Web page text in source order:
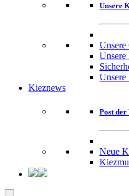
Unsere
Unsere
Unsere
Unsere
Kieznews
Post der
Neue